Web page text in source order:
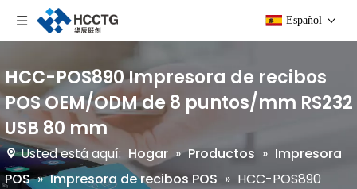
Español
HCC-POS890 Impresora de recibos
POS OEM/ODM de 8 puntos/mm RS232
USB 80 mm
Usted está aquí: Hogar » Productos » Impresora
POS » Impresora de recibos POS » HCC-POS890